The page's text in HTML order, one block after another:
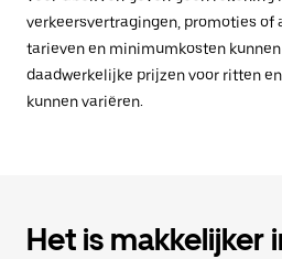
verkeersvertragingen, promoties of
tarieven en minimumkosten
daadwerkelijke prijzen voor ritten
kunnen variëren.
Het is makkelijker